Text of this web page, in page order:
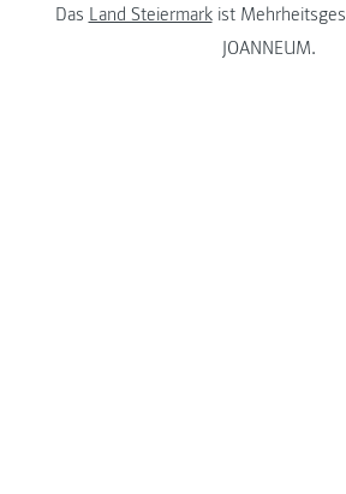
Das Land Steiermarkist
JOANNEUM.